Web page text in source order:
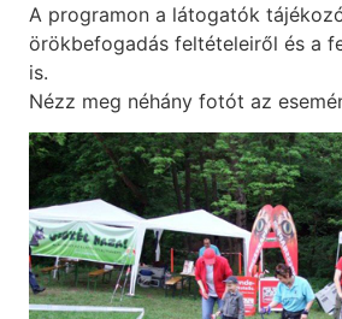
A programon a látogatók
örökbefogadás feltételeiről és a
is.
Nézz meg néhány fotót az